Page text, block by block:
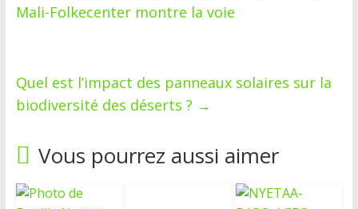
Mali-Folkecenter montre la voie
Quel est l’impact des panneaux solaires sur la
biodiversité des déserts ? →
Vous pourrez aussi aimer